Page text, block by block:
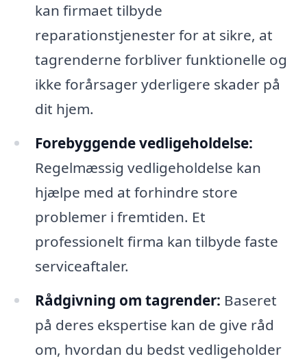
kan firmaet tilbyde
reparationstjenester for at sikre, at
tagrenderne forbliver funktionelle og
ikke forårsager yderligere skader på
dit hjem.
Forebyggende vedligeholdelse:
Regelmæssig vedligeholdelse kan
hjælpe med at forhindre store
problemer i fremtiden. Et
professionelt firma kan tilbyde faste
serviceaftaler.
Rådgivning om tagrender: Baseret
på deres ekspertise kan de give råd
om, hvordan du bedst vedligeholder